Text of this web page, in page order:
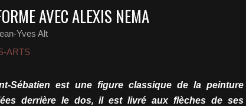
AVEC ALEXIS NEMA
Yves Alt
ARTS
Sébatien est une figure classique de la peinture
derrière le dos, il est livré aux flèches de ses